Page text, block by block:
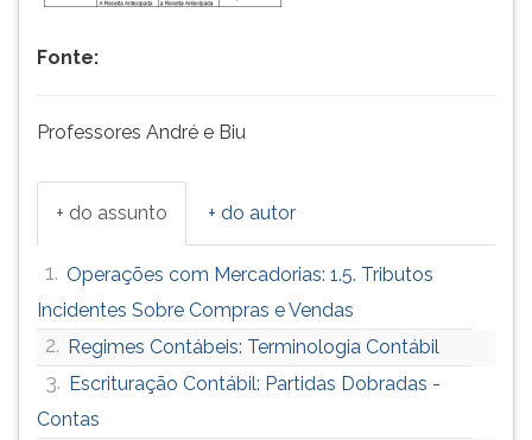
Fonte:
Professores André e Biu
+ do assunto + do autor
1. Operações com Mercadorias: 1.5. Tributos
Incidentes Sobre Compras e Vendas
2. Regimes Contábeis: Terminologia Contábil
3. Escrituração Contábil: Partidas Dobradas -
Contas